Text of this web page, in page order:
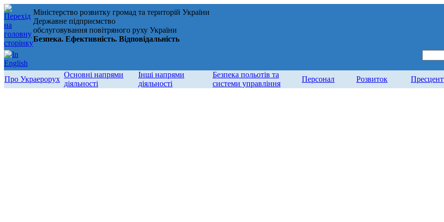
Міністерство розвитку громад та територій України
Державне підприємство
обслуговування повітряного руху України
Безпека. Ефективність. Відповідальність
Про Украерорух
Основні напрями
діяльності
Інші напрями
діяльності
Безпека польотів та
системи управління
Персонал Розвиток